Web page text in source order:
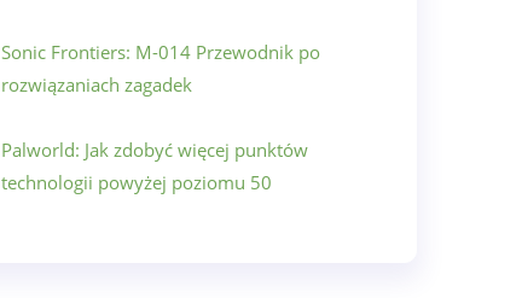
Sonic Frontiers: M-014 Przewodnik po
rozwiązaniach zagadek
Palworld: Jak zdobyć więcej punktów
technologii powyżej poziomu 50